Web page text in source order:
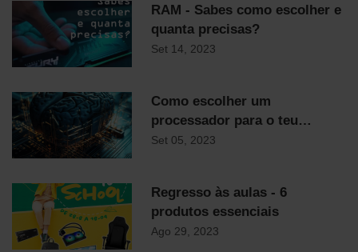
RAM - Sabes como escolher e
quanta precisas?
Set 14, 2023
Como escolher um
processador para o teu
computador
Set 05, 2023
Regresso às aulas - 6
produtos essenciais
Ago 29, 2023